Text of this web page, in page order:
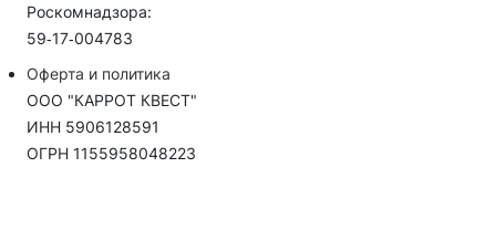
Роскомнадзора:
59‑17‑004783
Оферта и политика
ООО "КАРРОТ КВЕСТ"
ИНН 5906128591
ОГРН 1155958048223